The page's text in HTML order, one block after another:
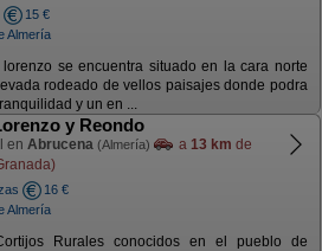
15 €
Almería
lorenzo se encuentra situado en la cara norte
rodeado de vellos paisajes donde podra
y un en ...
y Reondo
en Abrucena (Almería) a 13 km de
16 €
Almería
Rurales conocidos en el pueblo de